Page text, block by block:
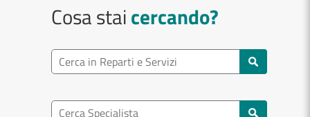
Cosa staicercando?
Ricerca reparto
Ricerca specialisti